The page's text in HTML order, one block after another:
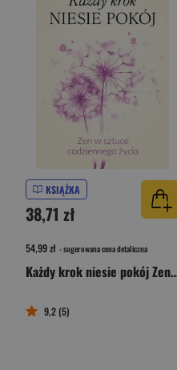
KSIĄŻKA
38,71 zł
54,99 zł - sugerowana cena detaliczna
Każdy krok niesie pokój
9,2 (5)